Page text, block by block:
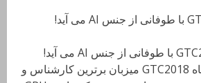
در جریان نمایشگاه GTC2018 میزبان برترین کارشناس و